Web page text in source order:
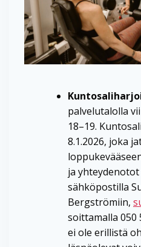
palvelutalolla
18–19.
8.1.2026, joka
ja
sähköpostilla
Bergströmiin,
soittamalla 050
ei ole erillistä